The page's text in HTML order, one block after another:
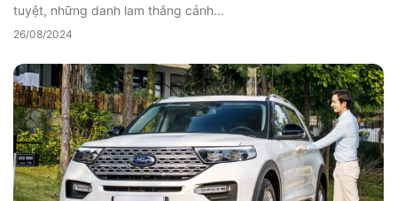
tuyệt, những danh lam thắng cảnh...
26/08/2024